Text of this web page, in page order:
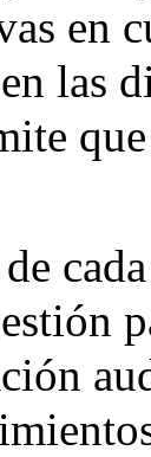
en
las
que